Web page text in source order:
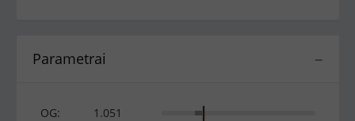
−
Parametrai
OG: 1.051